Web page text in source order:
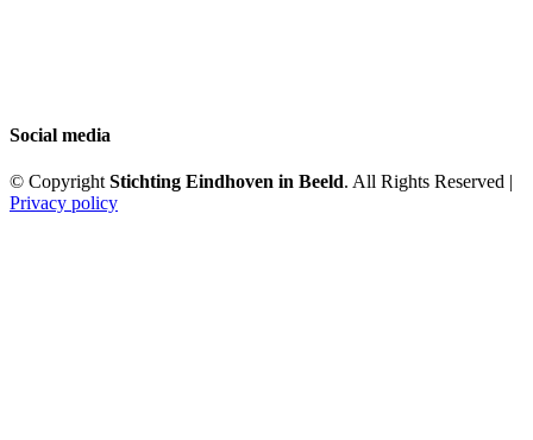
Social media
© CopyrightStichting Eindhoven in Beeld. All Rights Reserved |
Privacy policy